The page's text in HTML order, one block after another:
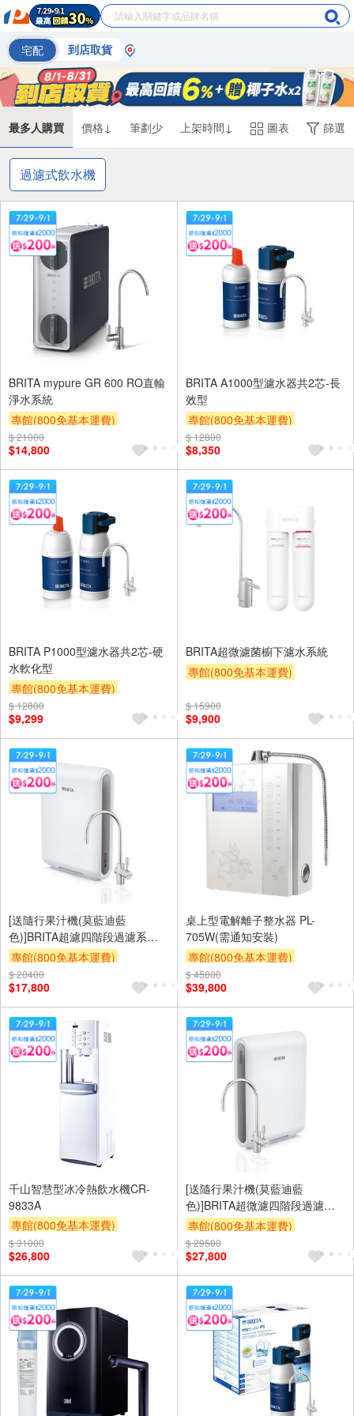
宅配 到店取貨
最多人購買 價格↓ 筆劃少 上架時間↓ 圖表 篩選
過濾式飲水機
BRITA mypure GR 600 RO直輸
淨水系統
專館(800免基本運費)
滿額9折
$ 21000
$14,800
BRITA A1000型濾水器共2芯-長
效型
專館(800免基本運費)
滿額9折
$ 12800
$8,350
BRITA P1000型濾水器共2芯-硬
水軟化型
專館(800免基本運費)
滿額9折
$ 12800
$9,299
BRITA超微濾菌櫥下濾水系統
專館(800免基本運費)
$ 15900
$9,900
[送隨行果汁機(莫藍迪藍
色)]BRITA超濾四階段過濾系統
X6 硬水軟化型(贈品為安裝時送
達,送完為止)
專館(800免基本運費)
滿額9折
$ 20400
$17,800
桌上型電解離子整水器 PL-
705W(需通知安裝)
專館(800免基本運費)
滿額贈券
$ 45800
$39,800
千山智慧型冰冷熱飲水機CR-
9833A
專館(800免基本運費)
滿額贈券
$ 31000
$26,800
[送隨行果汁機(莫藍迪藍
色)]BRITA超微濾四階段過濾系
統X9 硬水軟化型(贈品為安裝時
送達,送完為止)
專館(800免基本運費)
滿額9折
$ 29500
$27,800